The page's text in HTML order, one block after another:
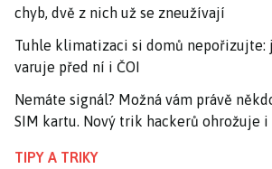
chyb, dvě z nich už se zneužívají
Tuhle klimatizaci si domů nepořizujte:
varuje před ní i ČOI
Nemáte signál? Možná vám právě
SIM kartu. Nový trik hackerů ohrožuje i
TIPY A TRIKY